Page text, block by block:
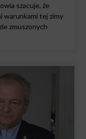
szacuje, że
warunkami tej zimy
zmuszonych